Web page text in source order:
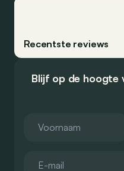
Recentste reviews
Blijf op de hoogte